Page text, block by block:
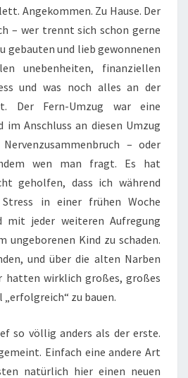
Angekommen. Zu Hause. Der
– wer trennt sich schon gerne
gebauten und lieb gewonnenen
unebenheiten, finanziellen
und was noch alles an der
Der Fern-Umzug war eine
Anschluss an diesen Umzug
– oder
wen man fragt. Es hat
geholfen, dass ich während
in einer frühen Woche
mit jeder weiteren Aufregung
ungeborenen Kind zu schaden.
und über die alten Narben
hatten wirklich großes, großes
„erfolgreich“ zu bauen.
so völlig anders als der erste.
Einfach eine andere Art
natürlich hier einen neuen